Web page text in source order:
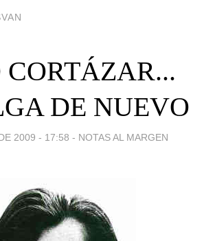
DE NUEVO
2009 - 17:58 - NOTAS AL MARGEN